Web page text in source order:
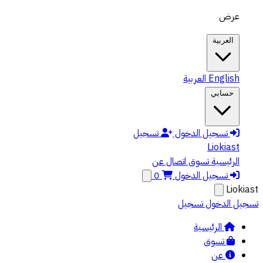
الانتقال إلى المحتوى الرئيسي
عرض
العربية
Englishالعربية
حسابي
تسجيل الدخول
تسجيل
Liokiast
الرئيسيةتسوقاتصالعن
تسجيل الدخول
0
Liokiast
تسجيل الدخولتسجيل
الرئيسية
تسوق
عن